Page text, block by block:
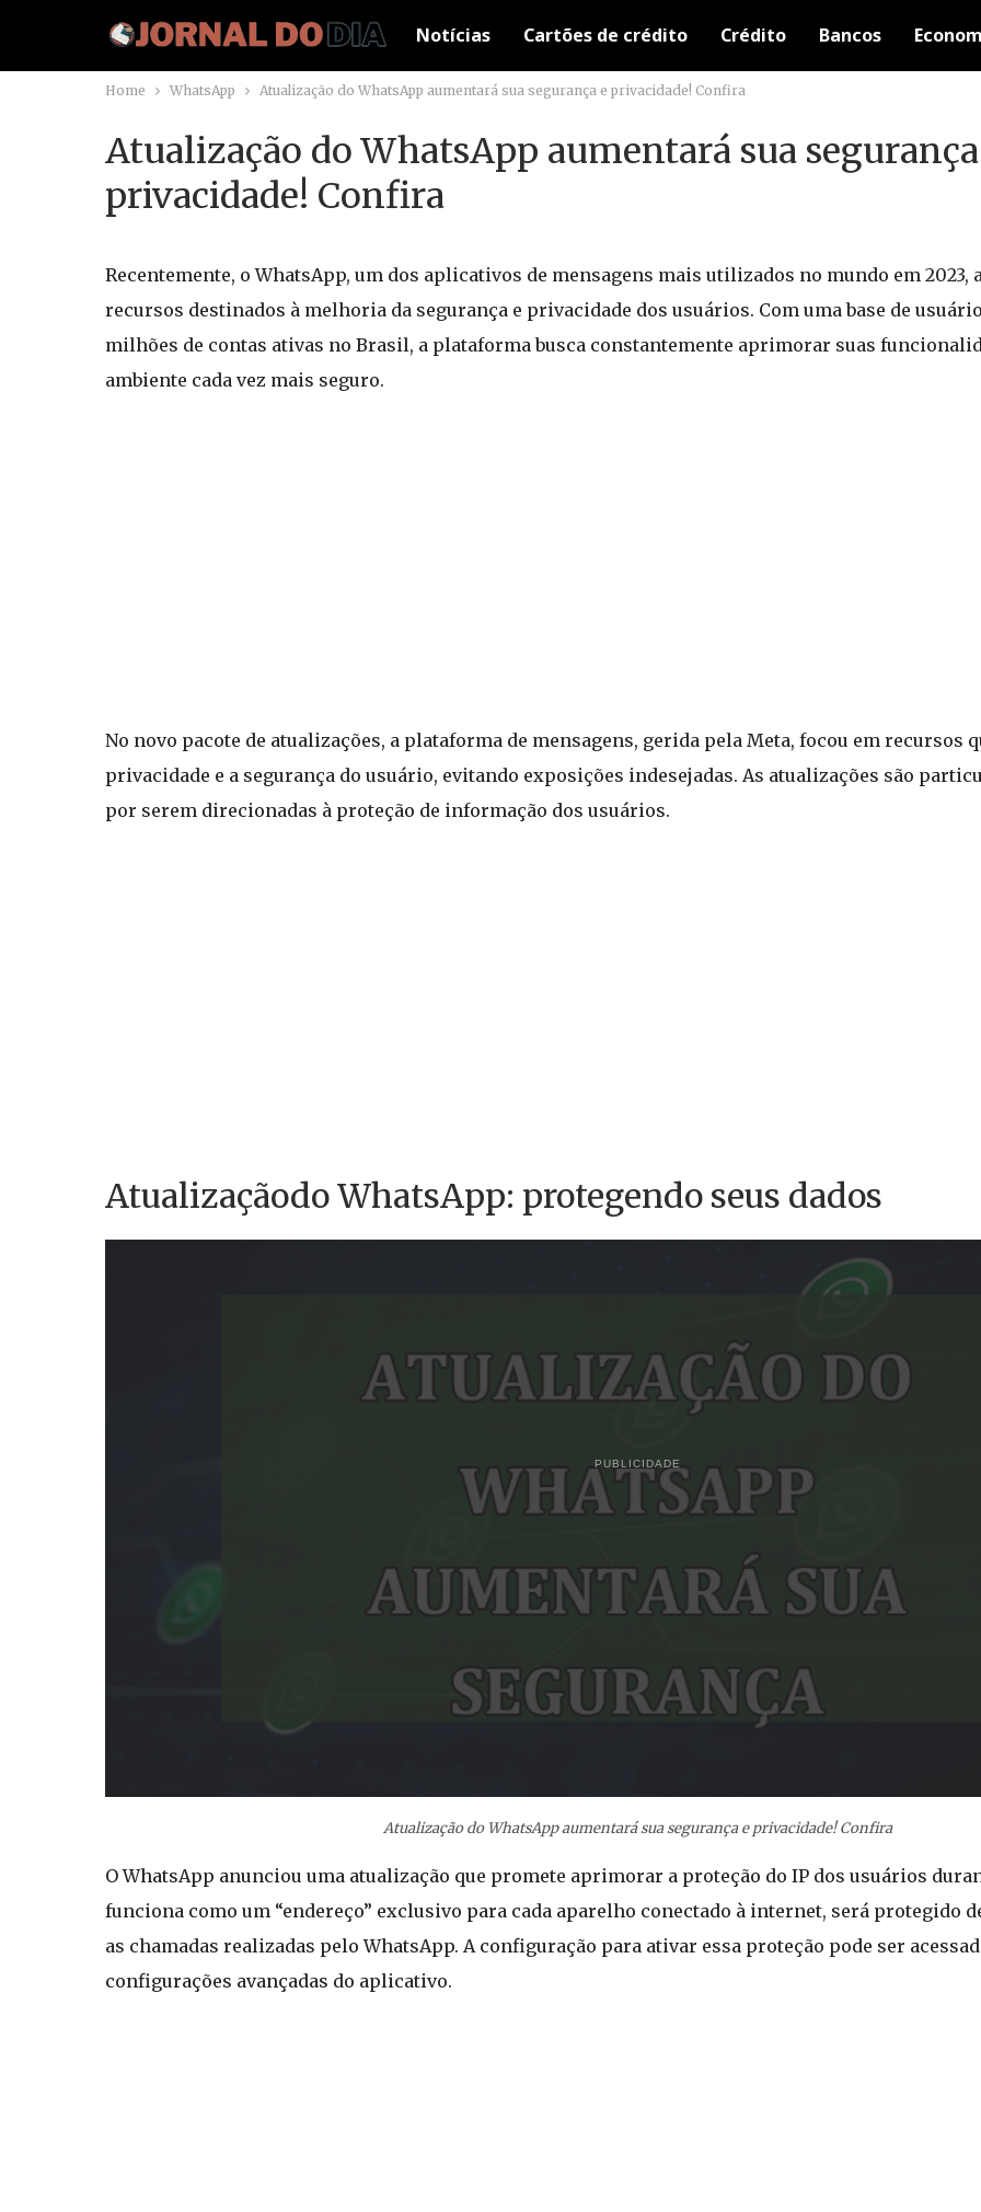
Notícias Cartões de crédito Crédito Bancos
Home WhatsApp Atualização do WhatsApp aumentará sua segurança e privacidade! Confira
Atualização do WhatsApp aumentará sua
privacidade! Confira
Recentemente, o WhatsApp, um dos aplicativos de mensagens mais utilizados no mundo em 2023,
recursos destinados à melhoria da segurança e privacidade dos usuários. Com uma base de
milhões de contas ativas no Brasil, a plataforma busca constantemente aprimorar suas
ambiente cada vez mais seguro.
No novo pacote de atualizações, a plataforma de mensagens, gerida pela Meta, focou em recursos
privacidade e a segurança do usuário, evitando exposições indesejadas. As atualizações são
por serem direcionadas à proteção de informação dos usuários.
Atualizaçãodo WhatsApp: protegendo seus dados
PUBLICIDADE
Atualização do WhatsApp aumentará sua segurança e privacidade! Confira
O WhatsApp anunciou uma atualização que promete aprimorar a proteção do IP dos usuários
funciona como um “endereço” exclusivo para cada aparelho conectado à internet, será protegido
as chamadas realizadas pelo WhatsApp. A configuração para ativar essa proteção pode ser
configurações avançadas do aplicativo.